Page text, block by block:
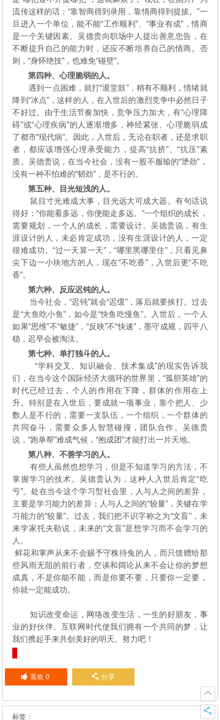
流传这样的话：“靠智商得到录用，靠情商得到提拔。”一
旦进入一个单位，能不能“工作顺利”、“事业有成”，情商
是一个关键因素。吴德贵向职场中人提出善意忠告，在
不断提升自己的能力时，还应不断培养自己的情商。否
则，“身怀绝技”，也难免“碰壁”。
第四种、心理脆弱的人。
遇到一点困难，就打“退堂鼓”，稍有不顺利，情绪就
降到“冰点”，这样的人，在入世后的激烈竞争中必然日子
不好过。由于生活节奏加快，竞争压力加大，有“心理障
碍”或“心理疾病”的人逐渐增多，神经紧张、心理脆弱成
了都市“现代病”。因此，入世后，无论在职者，还是求职
者，都应该增强心理承受能力，提高“抗挤”、“抗压”素
质。吴德贵说，在当今社会，没有一股不服输的“犟劲”，
没有一种不怕难的“韧劲”，是不行的。
第五种、目光短浅的人。
鼠目寸光难成大事，目光远大可成大器。有句话说
得好：“你能看多远，你便能走多远。”一个组织的成长，
需要规划，一个人的成长，需要设计。吴德贵说，有生
涯设计的人，未必肯定成功，没有生涯设计的人，一定
很难成功。“过一天算一天”，“哪里黑哪里住”，只看见鼻
尖下边一小块地方的人，现在“不吃香”，入世后更“不吃
香”。
第六种、反应迟钝的人。
当今社会，“迟钝”就会“迟缓”，落后就要挨打。过去
是“大鱼吃小鱼”，如今是“快鱼吃慢鱼”。入世后，一个人
如果“思维”不“敏捷”，“反映”不“快速”，墨守成规，四平八
稳，迟早会被淘汰。
第七种、单打独斗的人。
“学科交叉、知识融会、技术集成”的现实告诉我
们，在当今这个国际经济大循环的世界里，“孤胆英雄”的
时代已经过去，个人的作用在下降，群体的作用在上
升。特别是在入世后，要成就一项事业，靠个把人、少
数人是不行的，需要一支队伍，一个组织，一个群体的
共同奋斗，需要众多人智慧碰撞，团队合作。吴德贵
说，“跑单帮”难成气候，“抱成团”才能打出一片天地。
第八种、不善学习的人。
有些人虽然也想学习，但是不知道学习的方法，不
掌握学习的技术。吴德贵认为，这种人入世后肯定“吃
亏”。处在当今这个学习型社会里，人与人之间的差异，
主要是学习能力的差异；人与人之间的“较量”，关键在学
习能力的“较量”。过去，我们把不识字称之为“文盲”，未
来学家托夫勒说，未来的“文盲”是想学习而不会学习的
人。
鲜花和掌声从来不会赐予守株待兔的人，而只馈赠给那
些风雨无阻的前行者，空谈和阔论从来不会让你的梦想
成真，不是你能不能，而是你要不要，只要你一定要，
你就一定能成功。
知识改变命运，网络改变生活，一生的好朋友，事
业的好伙伴。互联网时代使我们拥有一个共同的梦，让
我们携起手来共创美好的明天。努力吧！
喜欢 0 分享
标签：